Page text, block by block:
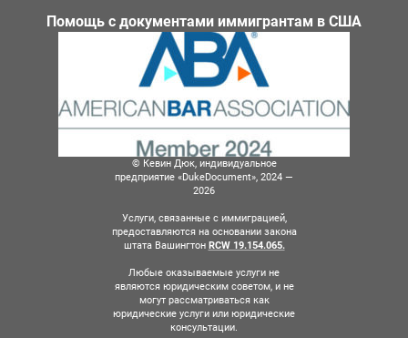
Помощь с документами иммигрантам в США
© Кевин Дюк, индивидуальное
предприятие «DukeDocument», 2024 —
2026
Услуги, связанные с иммиграцией,
предоставляются на основании закона
штата Вашингтон RCW 19.154.065.
Любые оказываемые услуги не
являются юридическим советом, и не
могут рассматриваться как
юридические услуги или юридические
консультации.